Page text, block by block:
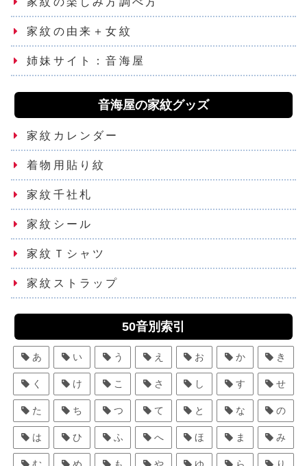
家紋の由来＋女紋
姉妹サイト：音海屋
音海屋の家紋グッズ
家紋カレンダー
着物用貼り紋
家紋千社札
家紋シール
家紋Ｔシャツ
家紋ストラップ
50音別索引
あ い う え お か き
く け こ さ し す せ
た ち つ て と な の
は ひ ふ へ ほ ま み
む め も や ゆ ら り